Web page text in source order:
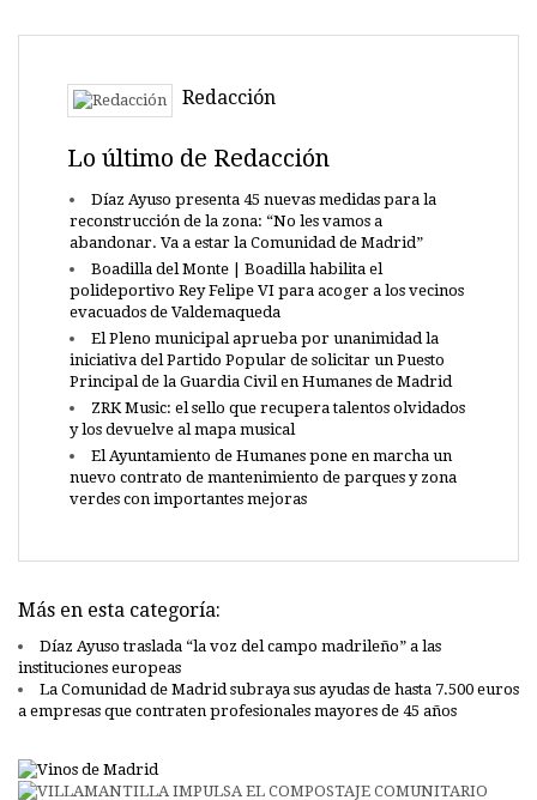
Redacción
Lo último de Redacción
Díaz Ayuso presenta 45 nuevas medidas para la
reconstrucción de la zona: “No les vamos a
abandonar. Va a estar la Comunidad de Madrid”
Boadilla del Monte | Boadilla habilita el
polideportivo Rey Felipe VI para acoger a los vecinos
evacuados de Valdemaqueda
El Pleno municipal aprueba por unanimidad la
iniciativa del Partido Popular de solicitar un Puesto
Principal de la Guardia Civil en Humanes de Madrid
ZRK Music: el sello que recupera talentos olvidados
y los devuelve al mapa musical
El Ayuntamiento de Humanes pone en marcha un
nuevo contrato de mantenimiento de parques y zona
verdes con importantes mejoras
Más en esta categoría:
Díaz Ayuso traslada “la voz del campo madrileño” a las
instituciones europeas
La Comunidad de Madrid subraya sus ayudas de hasta 7.500 euros
a empresas que contraten profesionales mayores de 45 años